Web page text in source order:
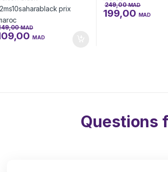
MAD
MAD
199,00 MAD
249,00MAD
Questions